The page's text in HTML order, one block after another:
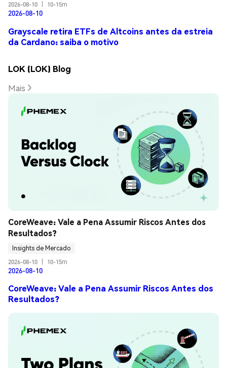
2026-08-10
10-15m
2026-08-10
Grayscale retira ETFs de Altcoins antes da estreia
da Cardano: saiba o motivo
LOK (LOK) Blog
Mais
CoreWeave: Vale a Pena Assumir Riscos Antes dos
Resultados?
Insights de Mercado
2026-08-10
10-15m
2026-08-10
CoreWeave: Vale a Pena Assumir Riscos Antes dos
Resultados?